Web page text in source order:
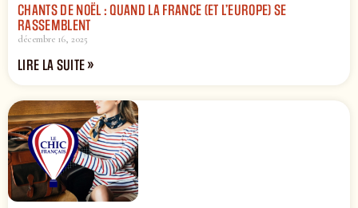
CHANTS DE NOËL : QUAND LA FRANCE (ET L’EUROPE) SE
RASSEMBLENT
décembre 16, 2025
LIRE LA SUITE »